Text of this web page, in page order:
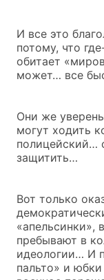
И все это
потому, что
обитает
может… все
Они же
могут ходить
полицейский…
защитить…
Вот только
пребывают в
идеологии… И
пальто» и